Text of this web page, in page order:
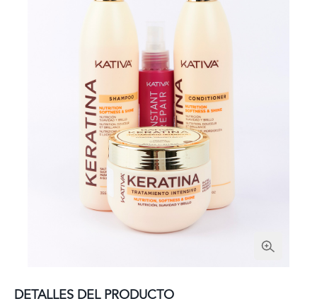
DETALLES DEL PRODUCTO